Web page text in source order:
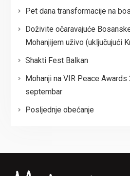
Pet dana transformacije na
Doživite očaravajuće
Mohanjijem uživo (uključujući
Shakti Fest Balkan
Mohanji na VIR Peace
septembar
Posljednje obećanje